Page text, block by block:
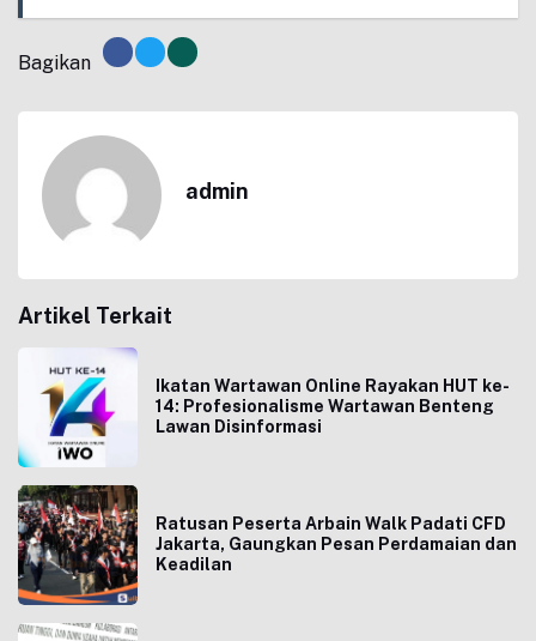
Bagikan
admin
Artikel Terkait
Ikatan Wartawan Online Rayakan HUT ke-
14: Profesionalisme Wartawan Benteng
Lawan Disinformasi
Ratusan Peserta Arbain Walk Padati CFD
Jakarta, Gaungkan Pesan Perdamaian dan
Keadilan